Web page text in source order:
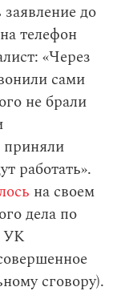
до
телефон
«Через
сами
не брали
приняли
работать».
на своем
дела по
УК
сговору).